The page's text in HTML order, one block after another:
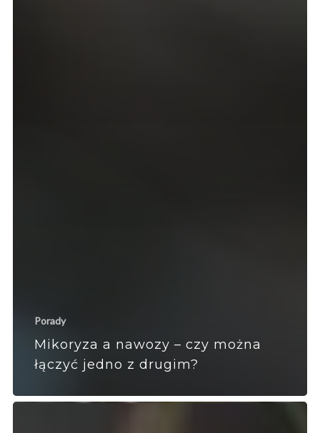
Porady
Mikoryza a nawozy – czy można
łączyć jedno z drugim?